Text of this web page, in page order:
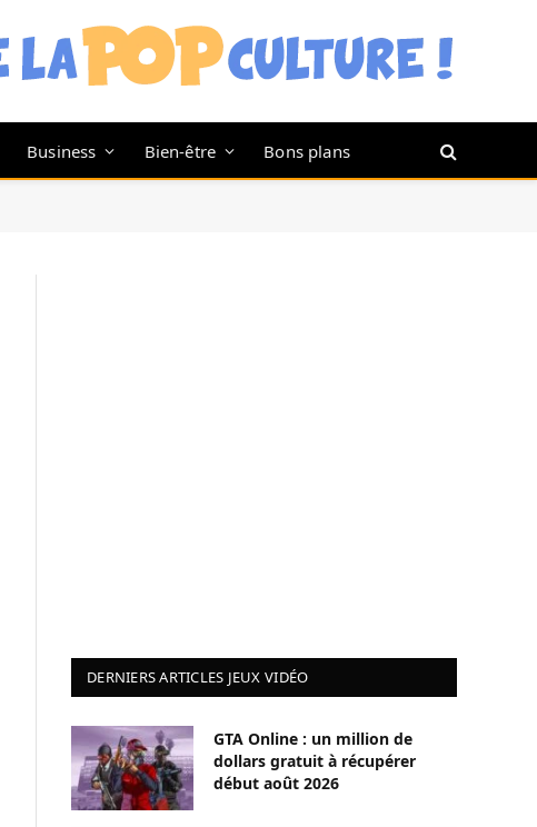
Business Bien-être Bons plans
DERNIERS ARTICLES JEUX VIDÉO
GTA Online : un million de
dollars gratuit à récupérer
début août 2026